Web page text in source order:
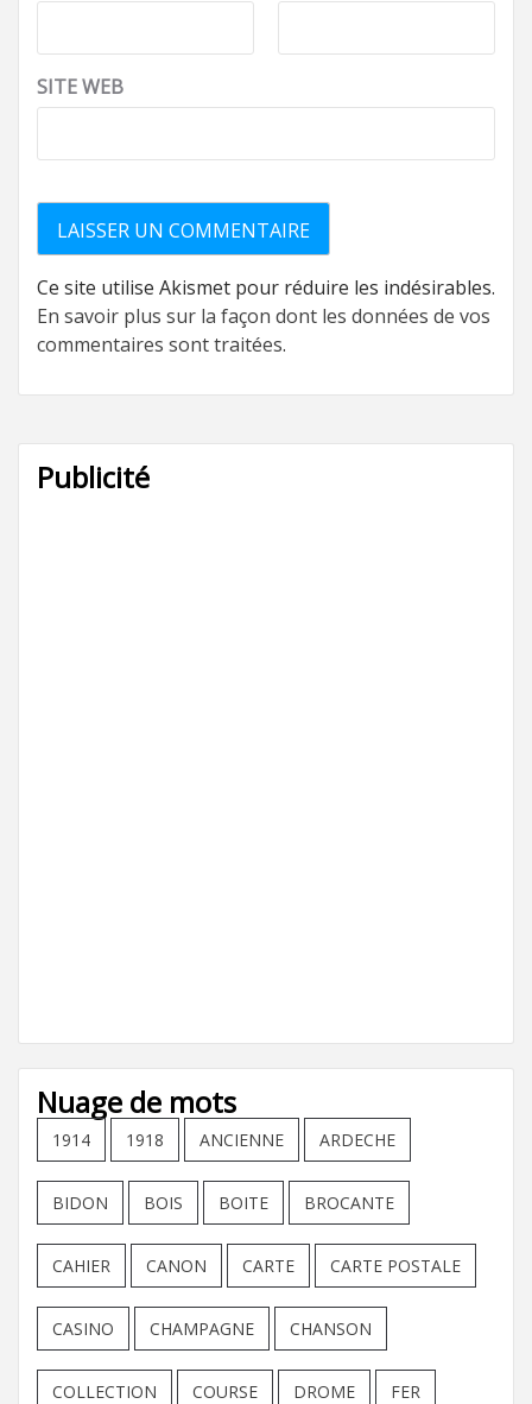
SITE WEB
Ce site utilise Akismet pour réduire les indésirables.
En savoir plus sur la façon dont les données de vos
commentaires sont traitées.
Publicité
Nuage de mots
1914 1918 ANCIENNE ARDECHE
BIDON BOIS BOITE BROCANTE
CAHIER CANON CARTE CARTE POSTALE
CASINO CHAMPAGNE CHANSON
COLLECTION COURSE DROME FER